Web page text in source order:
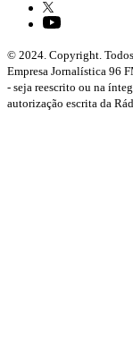
© 2024. Copyright.
Empresa Jornalística 96
- seja reescrito ou na
autorização escrita da